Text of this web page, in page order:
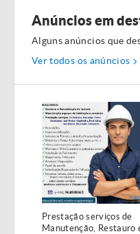
Anúncios em
Alguns anúncios que
Ver todos os anúncios
Prestação serviços de
Manutenção, Restauro